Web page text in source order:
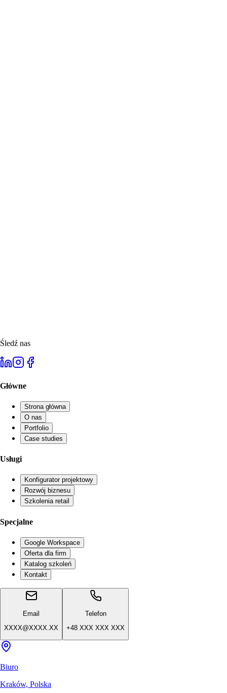
Śledź nas
Główne
Strona główna
O nas
Portfolio
Case studies
Usługi
Konfigurator projektowy
Rozwój biznesu
Szkolenia retail
Specjalne
Google Workspace
Oferta dla firm
Katalog szkoleń
Kontakt
Email
XXXX@XXXX.XX
Telefon
+48 XXX XXX XXX
Biuro
Kraków, Polska